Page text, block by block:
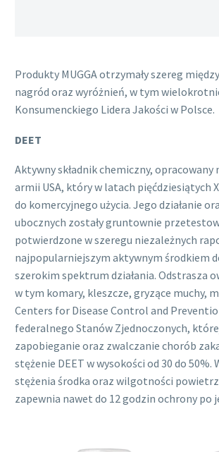
Produkty MUGGA otrzymały szereg
nagród oraz wyróżnień, w tym
Konsumenckiego Lidera Jakości w Polsce.
DEET
Aktywny składnik chemiczny,
armii USA, który w latach pięćdziesiątych
do komercyjnego użycia. Jego działanie
ubocznych zostały gruntownie
potwierdzone w szeregu niezależnych
najpopularniejszym aktywnym środkiem
szerokim spektrum działania. Odstrasza
w tym komary, kleszcze, gryzące muchy,
Centers for Disease Control and
federalnego Stanów Zjednoczonych,
zapobieganie oraz zwalczanie chorób
stężenie DEET w wysokości od 30 do 50%.
stężenia środka oraz wilgotności
zapewnia nawet do 12 godzin ochrony po